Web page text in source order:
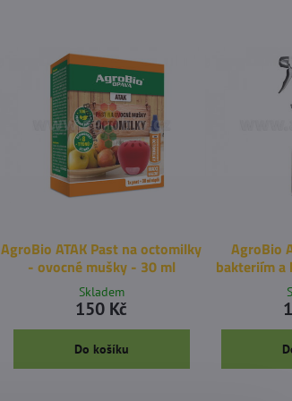
AgroBio ATAK Past na octomilky
- ovocné mušky - 30 ml
Skladem
150 Kč
Do košíku
AgroBio
bakteriím a